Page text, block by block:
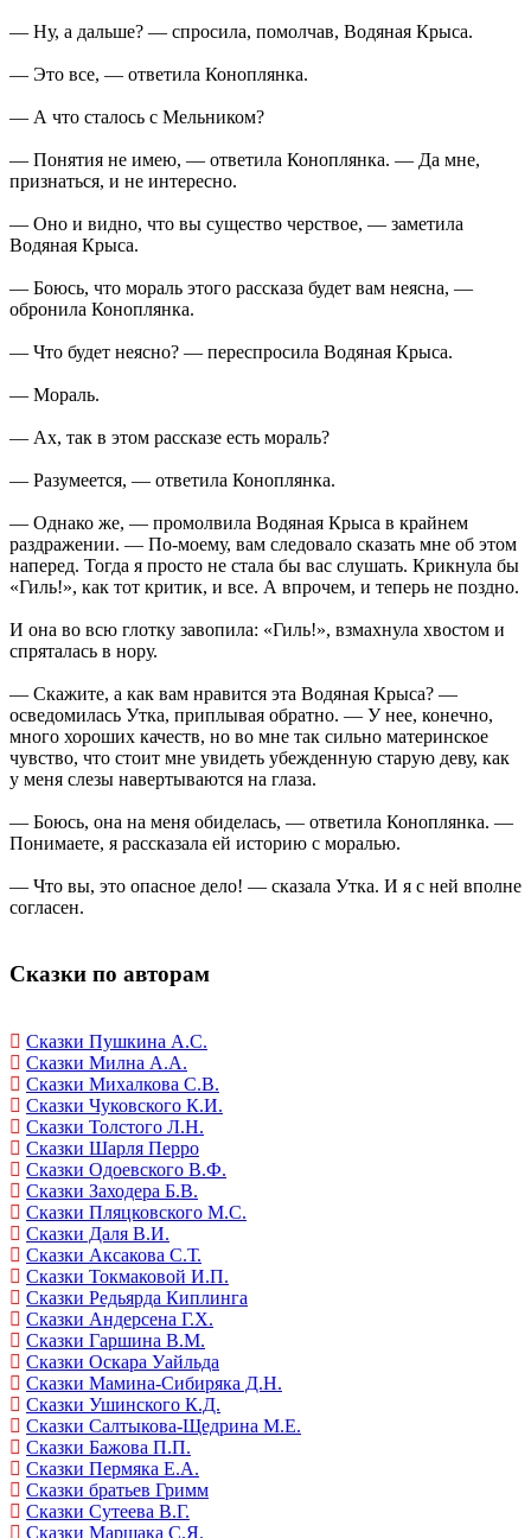
— Ну, а дальше? — спросила, помолчав, Водяная Крыса.
— Это все, — ответила Коноплянка.
— А что сталось с Мельником?
— Понятия не имею, — ответила Коноплянка. — Да мне,
признаться, и не интересно.
— Оно и видно, что вы существо черствое, — заметила
Водяная Крыса.
— Боюсь, что мораль этого рассказа будет вам неясна, —
обронила Коноплянка.
— Что будет неясно? — переспросила Водяная Крыса.
— Мораль.
— Ах, так в этом рассказе есть мораль?
— Разумеется, — ответила Коноплянка.
— Однако же, — промолвила Водяная Крыса в крайнем
раздражении. — По-моему, вам следовало сказать мне об этом
наперед. Тогда я просто не стала бы вас слушать. Крикнула бы
«Гиль!», как тот критик, и все. А впрочем, и теперь не поздно.
И она во всю глотку завопила: «Гиль!», взмахнула хвостом и
спряталась в нору.
— Скажите, а как вам нравится эта Водяная Крыса? —
осведомилась Утка, приплывая обратно. — У нее, конечно,
много хороших качеств, но во мне так сильно материнское
чувство, что стоит мне увидеть убежденную старую деву, как
у меня слезы навертываются на глаза.
— Боюсь, она на меня обиделась, — ответила Коноплянка. —
Понимаете, я рассказала ей историю с моралью.
— Что вы, это опасное дело! — сказала Утка. И я с ней вполне
согласен.
Сказки по авторам
Сказки Пушкина А.С.
Сказки Милна А.А.
Сказки Михалкова С.В.
Сказки Чуковского К.И.
Сказки Толстого Л.Н.
Сказки Шарля Перро
Сказки Одоевского В.Ф.
Сказки Заходера Б.В.
Сказки Пляцковского М.С.
Сказки Даля В.И.
Сказки Аксакова С.Т.
Сказки Токмаковой И.П.
Сказки Редьярда Киплинга
Сказки Андерсена Г.Х.
Сказки Гаршина В.М.
Сказки Оскара Уайльда
Сказки Мамина-Сибиряка Д.Н.
Сказки Ушинского К.Д.
Сказки Салтыкова-Щедрина М.Е.
Сказки Бажова П.П.
Сказки Пермяка Е.А.
Сказки братьев Гримм
Сказки Сутеева В.Г.
Сказки Маршака С.Я.